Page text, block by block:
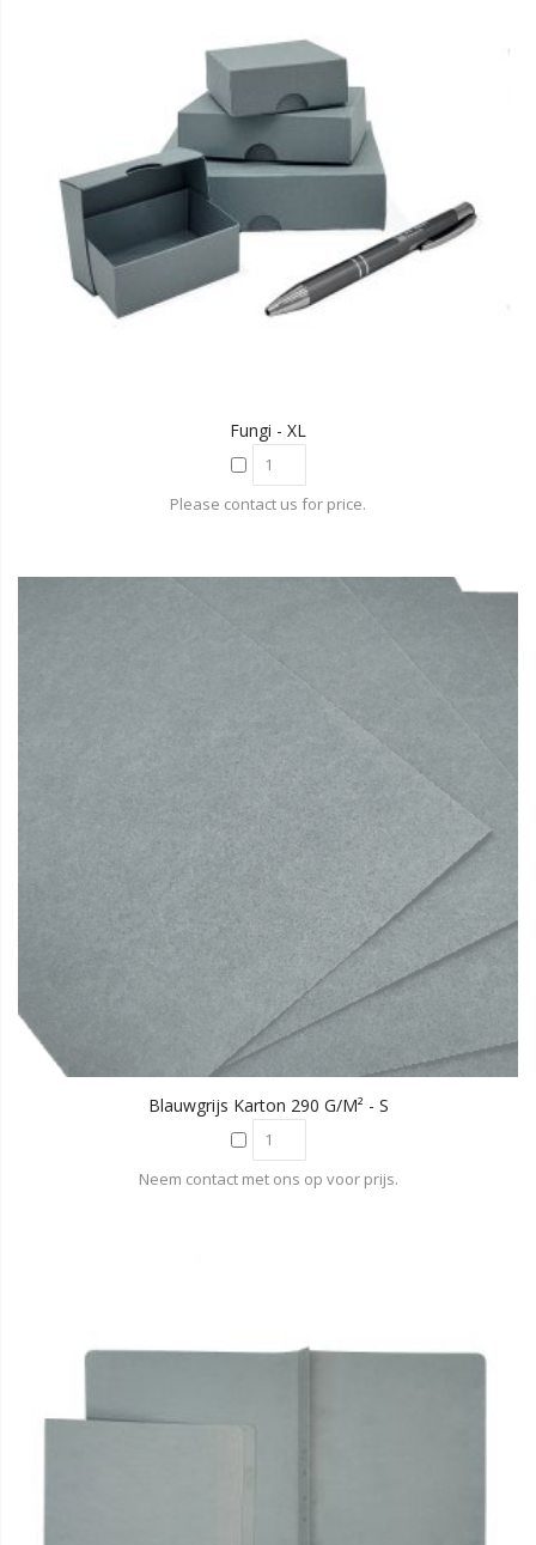
Fungi - XL
Please contact us for price.
Blauwgrijs Karton 290 G/m² - S
Neem contact met ons op voor prijs.